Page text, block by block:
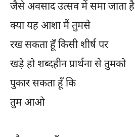
जैसे अवसाद उत्सव में समा जाता है
क्या यह आशा मैं तुमसे
रख सकता हूँ किसी शीर्ष पर
खड़े हो शब्दहीन प्रार्थना से तुमको
पुकार सकता हूँ कि
तुम आओ